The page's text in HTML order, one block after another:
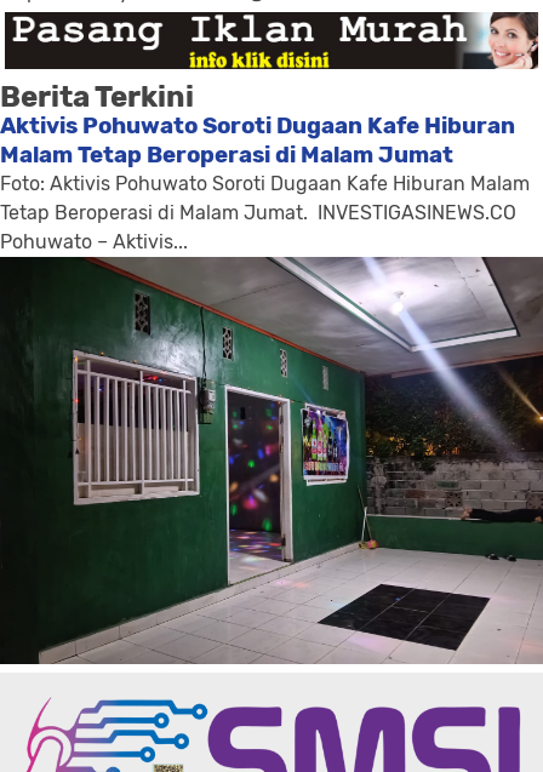
Berita Terkini
Aktivis Pohuwato Soroti Dugaan Kafe Hiburan
Malam Tetap Beroperasi di Malam Jumat
Foto: Aktivis Pohuwato Soroti Dugaan Kafe Hiburan Malam
Tetap Beroperasi di Malam Jumat. INVESTIGASINEWS.CO
Pohuwato – Aktivis...